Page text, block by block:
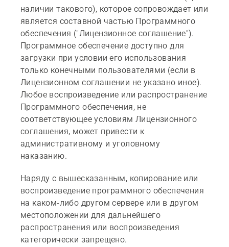
наличии такового), которое сопровождает или
является составной частью Программного
обеспечения ("Лицензионное соглашение").
Программное обеспечение доступно для
загрузки при условии его использования
только конечными пользователями (если в
Лицензионном соглашении не указано иное).
Любое воспроизведение или распространение
Программного обеспечения, не
соответствующее условиям Лицензионного
соглашения, может привести к
административному и уголовному
наказанию.
Наряду с вышесказанным, копирование или
воспроизведение программного обеспечения
на каком-либо другом сервере или в другом
местоположении для дальнейшего
распространения или воспроизведения
категорически запрещено.